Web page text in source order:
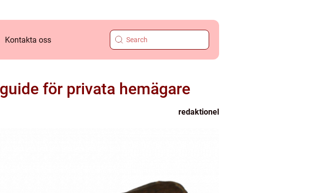
Kontakta oss
för privata hemägare
redaktionel